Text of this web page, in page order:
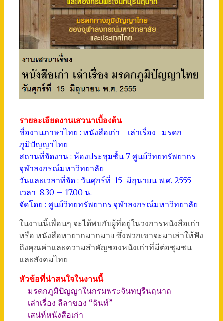
รายละเอียดงานเสวนาเบื้องต้น
ชื่องานภาษาไทย : หนังสือเก่า เล่าเรื่อง มรดก
ภูมิปัญญาไทย
สถานที่จัดงาน : ห้องประชุมชั้น 7 ศูนย์วิทยทรัพยากร
จุฬาลงกรณ์มหาวิทยาลัย
วันและเวลาที่จัด : วันศุกร์ที่ 15 มิถุนายน พ.ศ. 2555
เวลา 8.30 – 17.00 น.
จัดโดย : ศูนย์วิทยทรัพยากร จุฬาลงกรณ์มหาวิทยาลัย
ในงานนี้เพื่อนๆ จะได้พบกับผู้ที่อยู่ในวงการหนังสือเก่า
หรือ หนังสือหายากมากมาย ซึ่งพวกเขาจะมาเล่าให้ฟัง
ถึงคุณค่าและความสำคัญของหนังเก่าที่มีต่อชุมชน
และสังคมไทย
หัวข้อที่น่าสนใจในงานนี้
– มรดกภูมิปัญญาในกรมพระจันทบุรีนฤนาถ
– เล่าเรื่อง ลีลาของ “ฉันท์”
– เสน่ห์หนังสือเก่า